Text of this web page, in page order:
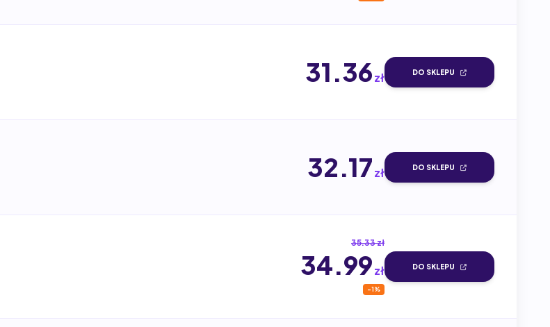
31.36zł DO SKLEPU
32.17zł DO SKLEPU
35.33 zł
34.99zł
-1%
DO SKLEPU